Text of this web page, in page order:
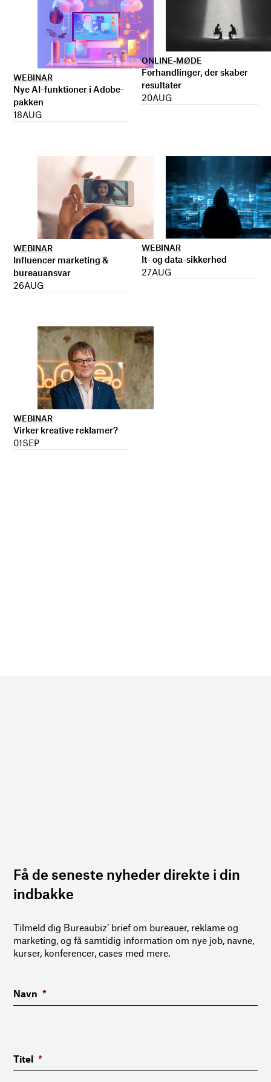
WEBINAR
Nye AI-funktioner i Adobe-
pakken
18AUG
ONLINE-MØDE
Forhandlinger, der skaber
resultater
20AUG
WEBINAR
Influencer marketing &
bureauansvar
26AUG
WEBINAR
It- og data-sikkerhed
27AUG
WEBINAR
Virker kreative reklamer?
01SEP
Få de seneste nyheder direkte i din
indbakke
Tilmeld dig Bureaubiz’ brief om bureauer, reklame og
marketing, og få samtidig information om nye job, navne,
kurser, konferencer, cases med mere.
Navn *
Titel *